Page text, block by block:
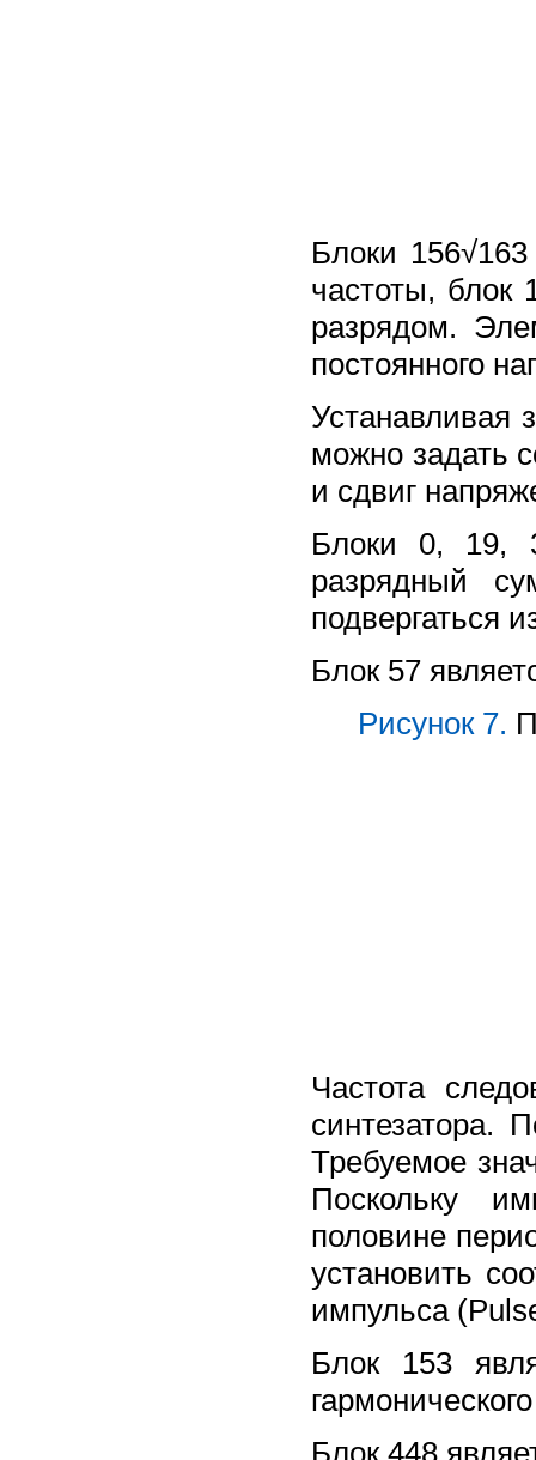
Блоки
частоты,
разрядом.
постоянного
Устанавливая
можно задать
и сдвиг
Блоки 0, 19,
разрядный
подвергаться
Блок 57
Рисунок 7.
Частота
синтезатора.
Требуемое
Поскольку
половине
установить
импульса
Блок 153